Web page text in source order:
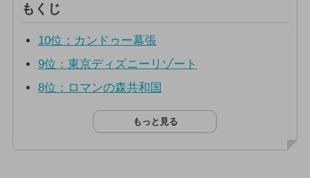
もくじ
10位：カンドゥー幕張
9位：東京ディズニーリゾート
8位：ロマンの森共和国
もっと見る